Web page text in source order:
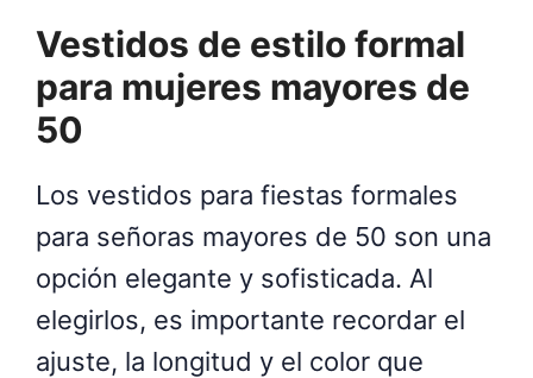
Vestidos de estilo formal
para mujeres mayores de
50
Los vestidos para fiestas formales
para señoras mayores de 50 son una
opción elegante y sofisticada. Al
elegirlos, es importante recordar el
ajuste, la longitud y el color que